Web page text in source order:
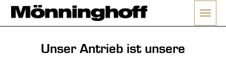
Menü
Unser Antrieb ist unsere